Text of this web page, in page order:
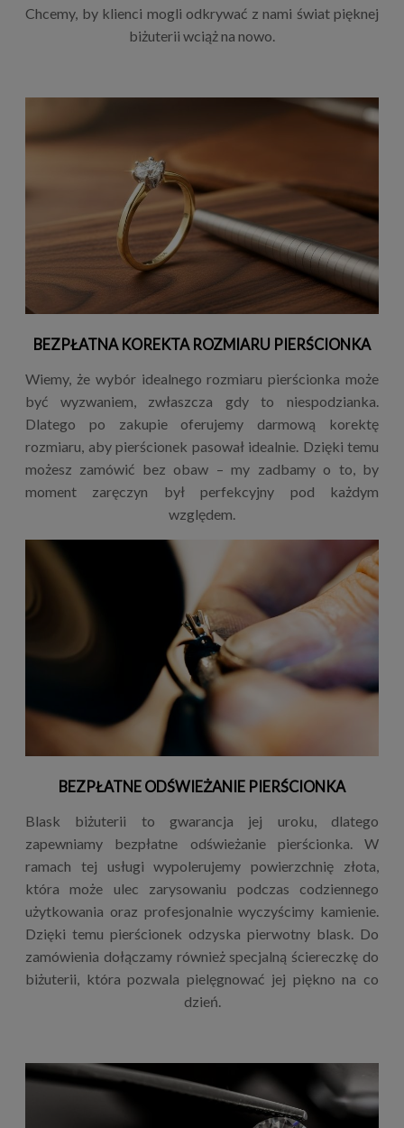
Chcemy, by klienci mogli odkrywać z nami świat pięknej
biżuterii wciąż na nowo.
BEZPŁATNA KOREKTA ROZMIARU PIERŚCIONKA
Wiemy, że wybór idealnego rozmiaru pierścionka może
być wyzwaniem, zwłaszcza gdy to niespodzianka.
Dlatego po zakupie oferujemy darmową korektę
rozmiaru, aby pierścionek pasował idealnie. Dzięki temu
możesz zamówić bez obaw – my zadbamy o to, by
moment zaręczyn był perfekcyjny pod każdym
względem.
BEZPŁATNE ODŚWIEŻANIE PIERŚCIONKA
Blask biżuterii to gwarancja jej uroku, dlatego
zapewniamy bezpłatne odświeżanie pierścionka. W
ramach tej usługi wypolerujemy powierzchnię złota,
która może ulec zarysowaniu podczas codziennego
użytkowania oraz profesjonalnie wyczyścimy kamienie.
Dzięki temu pierścionek odzyska pierwotny blask. Do
zamówienia dołączamy również specjalną ściereczkę do
biżuterii, która pozwala pielęgnować jej piękno na co
dzień.